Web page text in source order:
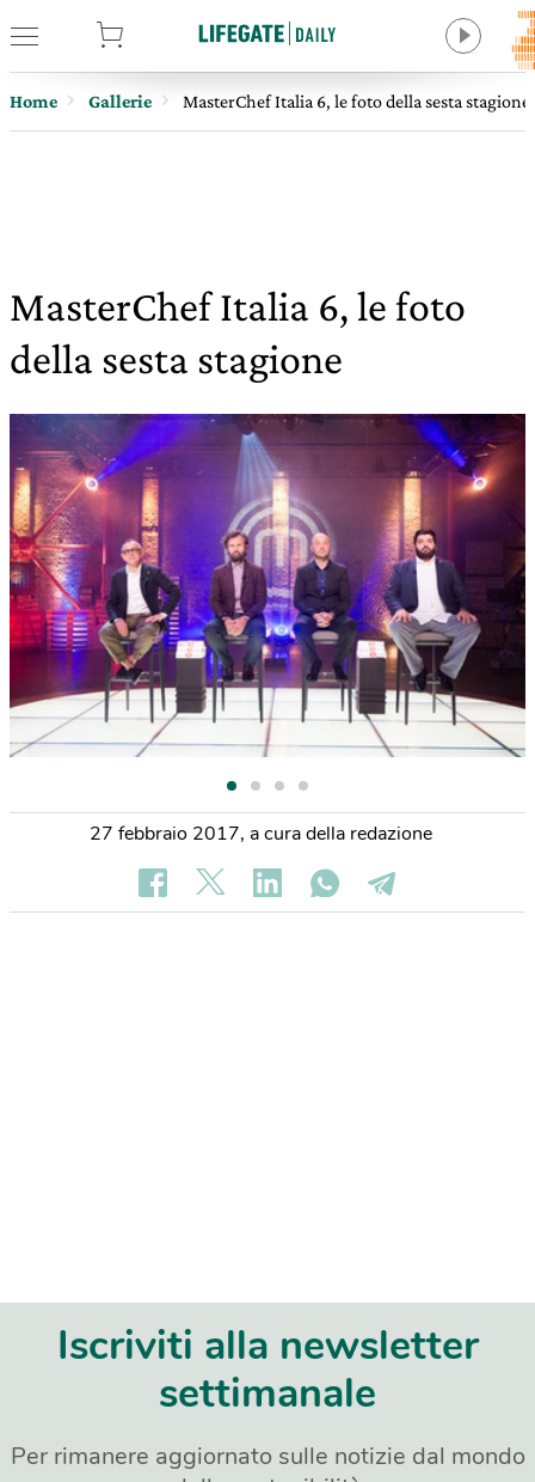
Home Gallerie MasterChef Italia 6, le foto della sesta stagione
MasterChef Italia 6, le foto
della sesta stagione
27 febbraio 2017, a cura della redazione
Iscriviti alla newsletter
settimanale
Per rimanere aggiornato sulle notizie dal mondo